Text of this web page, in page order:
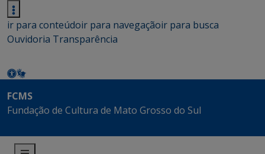
ir para conteúdoir para navegaçãoir para busca
Ouvidoria Transparência
FCMS
Fundação de Cultura de Mato Grosso do Sul